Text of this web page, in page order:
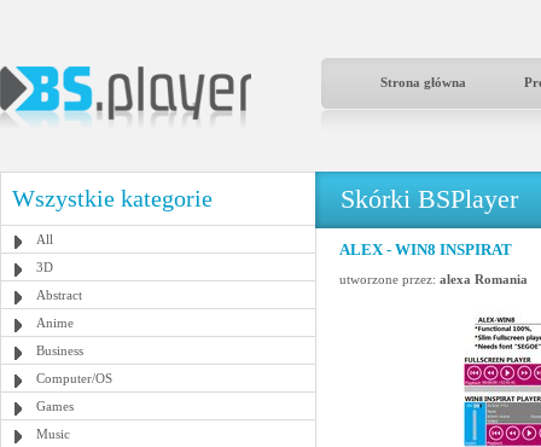
Strona główna
Wszystkie kategorie
All
3D
Abstract
Anime
Business
Computer/OS
Games
Music
Skórki BSPlayer
ALEX - WIN8 INSPIRAT
utworzone przez: alexa Romania